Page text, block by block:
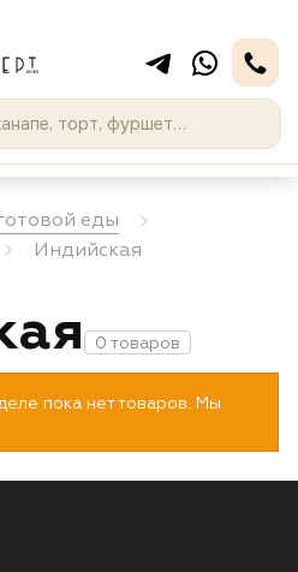
еды
Индийская
0 товаров
пока нет товаров. Мы